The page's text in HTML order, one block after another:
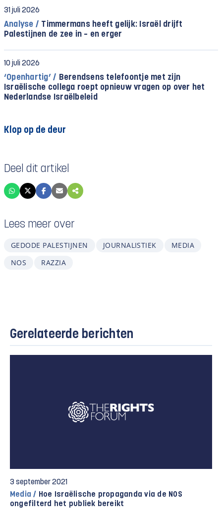
31 juli 2026
Analyse / Timmermans heeft gelijk: Israël drijft
Palestijnen de zee in – en erger
10 juli 2026
‘Openhartig’ / Berendsens telefoontje met zijn
Israëlische collega roept opnieuw vragen op over het
Nederlandse Israëlbeleid
Klop op de deur
Deel dit artikel
Lees meer over
GEDODE PALESTIJNEN JOURNALISTIEK
MEDIA
NOS
RAZZIA
Gerelateerde berichten
3 september 2021
Media / Hoe Israëlische propaganda via de NOS
ongefilterd het publiek bereikt